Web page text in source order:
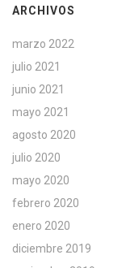
ARCHIVOS
marzo 2022
julio 2021
junio 2021
mayo 2021
agosto 2020
julio 2020
mayo 2020
febrero 2020
enero 2020
diciembre 2019